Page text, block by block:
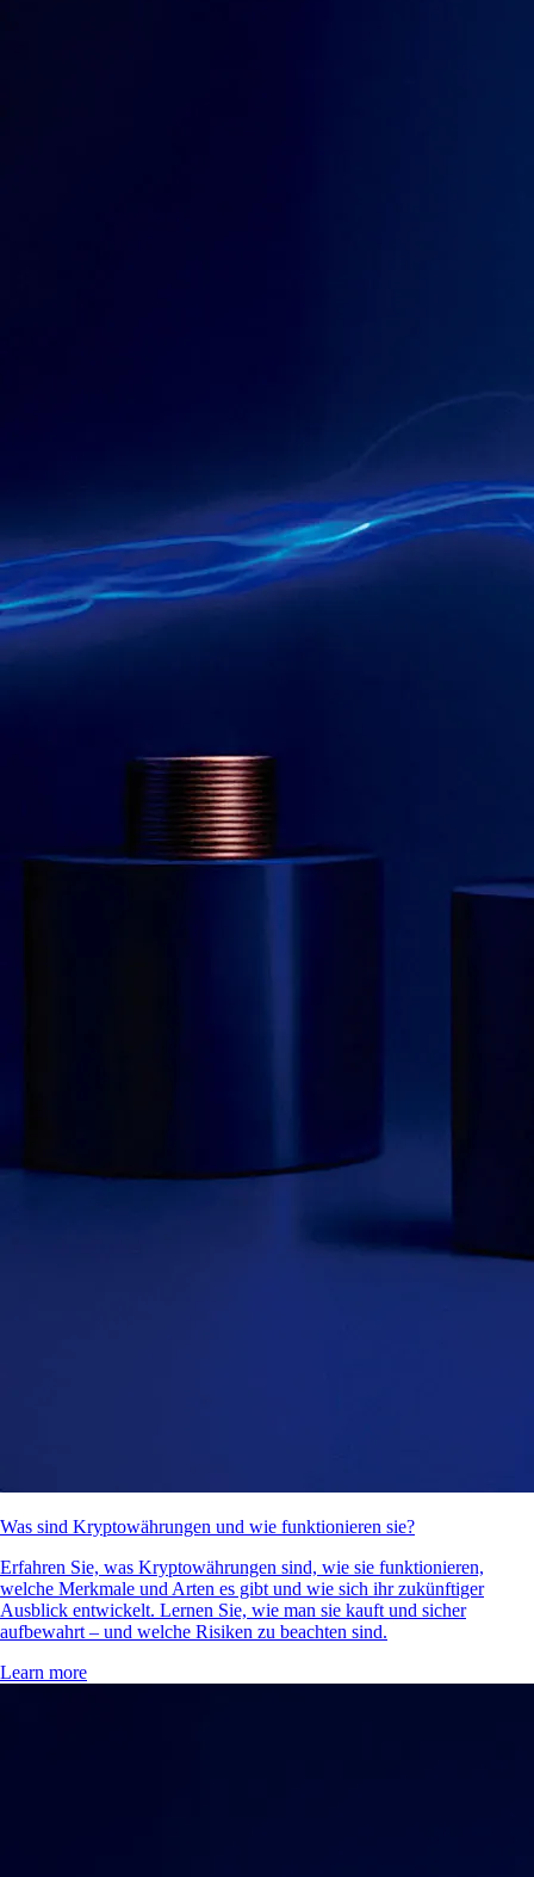
Was sind Kryptowährungen und wie funktionieren sie?
Erfahren Sie, was Kryptowährungen sind, wie sie funktionieren,
welche Merkmale und Arten es gibt und wie sich ihr zukünftiger
Ausblick entwickelt. Lernen Sie, wie man sie kauft und sicher
aufbewahrt – und welche Risiken zu beachten sind.
Learn more